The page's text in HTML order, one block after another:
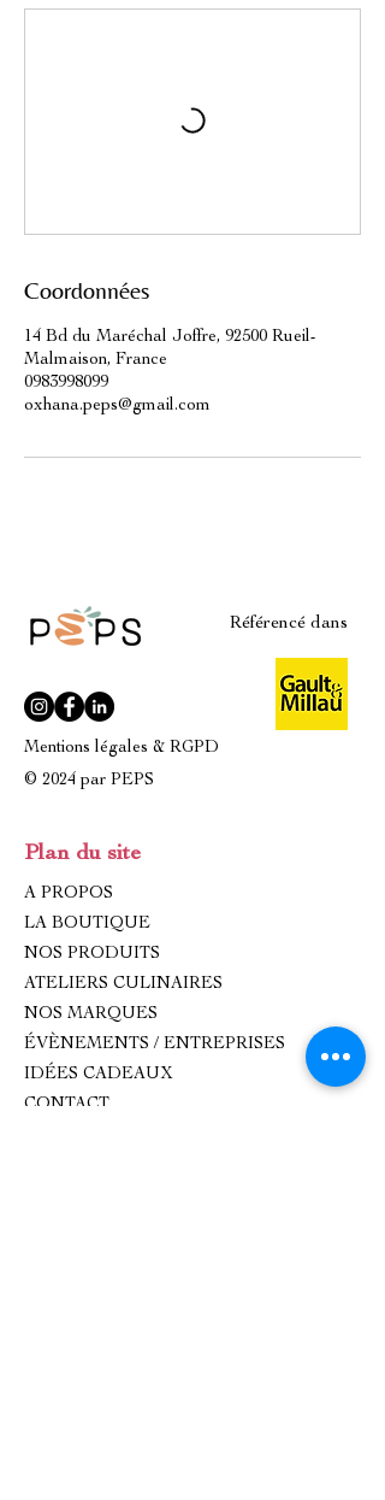
Coordonnées
14 Bd du Maréchal Joffre, 92500 Rueil-
Malmaison, France
0983998099
oxhana.peps@gmail.com
Référencé dans
Mentions légales & RGPD
© 2024 par PEPS
Plan du site
A PROPOS
LA BOUTIQUE
NOS PRODUITS
ATELIERS CULINAIRES
NOS MARQUES
ÉVÈNEMENTS / ENTREPRISES
IDÉES CADEAUX
CONTACT